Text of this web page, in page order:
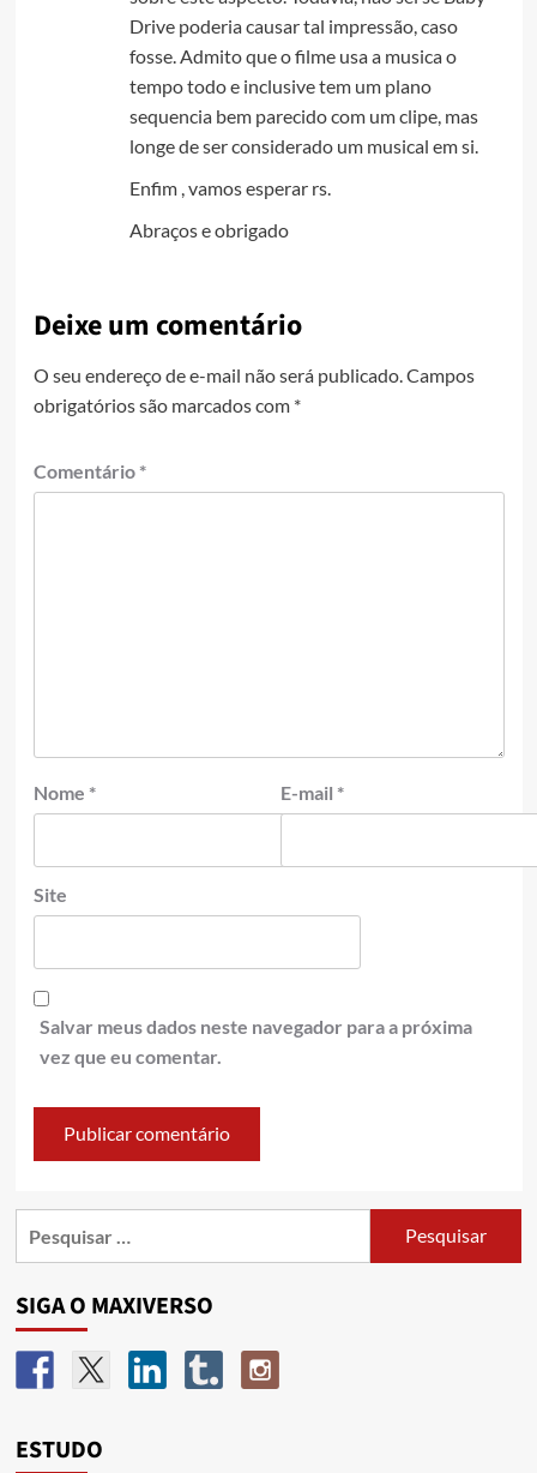
Drive poderia causar tal impressão, caso
fosse. Admito que o filme usa a musica o
tempo todo e inclusive tem um plano
sequencia bem parecido com um clipe, mas
longe de ser considerado um musical em si.
Enfim , vamos esperar rs.
Abraços e obrigado
Deixe um comentário
O seu endereço de e-mail não será publicado. Campos
obrigatórios são marcados com *
Comentário *
Nome * E-mail *
Site
Salvar meus dados neste navegador para a próxima
vez que eu comentar.
SIGA O MAXIVERSO
ESTUDO